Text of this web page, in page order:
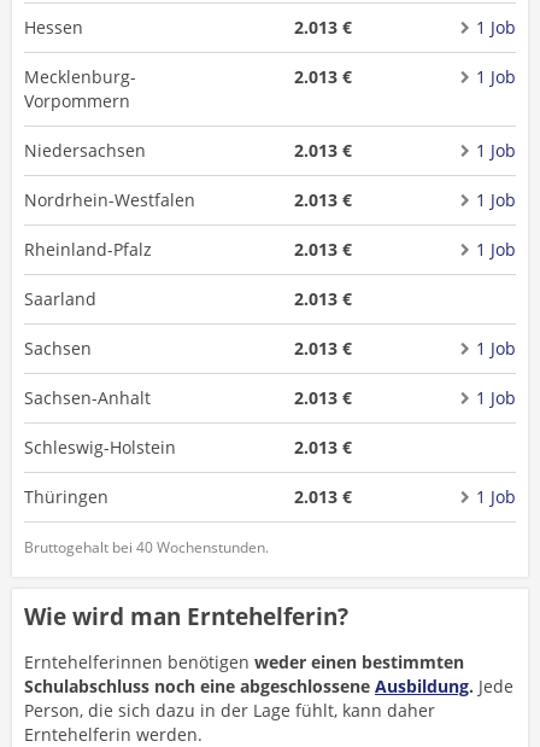
Hessen 2.013 € 1 Job
Mecklenburg-
Vorpommern
2.013 € 1 Job
Niedersachsen 2.013 € 1 Job
Nordrhein-Westfalen 2.013 € 1 Job
Rheinland-Pfalz 2.013 € 1 Job
Saarland 2.013 €
Sachsen 2.013 € 1 Job
Sachsen-Anhalt 2.013 € 1 Job
Schleswig-Holstein 2.013 €
Thüringen 2.013 € 1 Job
Bruttogehalt bei 40 Wochenstunden.
Wie wird man Erntehelferin?
Erntehelferinnen benötigen weder einen bestimmten
Schulabschluss noch eine abgeschlossene Ausbildung. Jede
Person, die sich dazu in der Lage fühlt, kann daher
Erntehelferin werden.